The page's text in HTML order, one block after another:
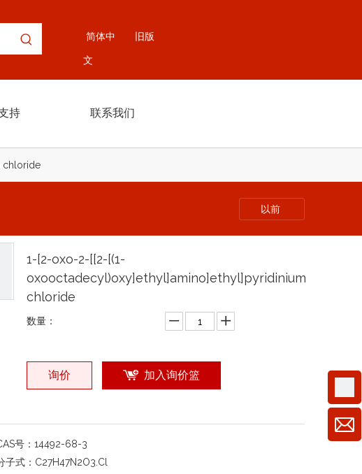
简体中
文
旧版
持 联系我们
chloride
以前
1-[2-oxo-2-[[2-[(1-
oxooctadecyl)oxy]ethyl]amino]ethyl]pyridinium
chloride
数量：
询价 加入询价篮
号：14492-68-3
子式： C27H47N2O3.Cl